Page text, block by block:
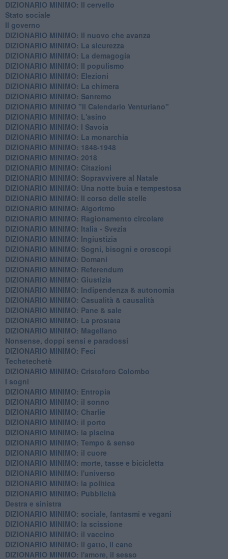
DIZIONARIO MINIMO: Il cervello
Stato sociale
Il governo
DIZIONARIO MINIMO: Il nuovo che avanza
DIZIONARIO MINIMO: La sicurezza
DIZIONARIO MINIMO: La demagogia
DIZIONARIO MINIMO: Il populismo
DIZIONARIO MINIMO: Elezioni
DIZIONARIO MINIMO: La chimera
DIZIONARIO MINIMO: Sanremo
DIZIONARIO MINIMO "Il Calendario Venturiano"
DIZIONARIO MINIMO: L'asino
DIZIONARIO MINIMO: I Savoia
DIZIONARIO MINIMO: La monarchia
DIZIONARIO MINIMO: 1848-1948
DIZIONARIO MINIMO: 2018
DIZIONARIO MINIMO: Citazioni
DIZIONARIO MINIMO: ​Sopravvivere al Natale
DIZIONARIO MINIMO: ​Una notte buia e tempestosa
DIZIONARIO MINIMO: Il corso delle stelle
DIZIONARIO MINIMO: Algoritmo
DIZIONARIO MINIMO: Ragionamento circolare
DIZIONARIO MINIMO: Italia - Svezia
DIZIONARIO MINIMO: ​Ingiustizia
DIZIONARIO MINIMO: ​Sogni, bisogni e oroscopi
DIZIONARIO MINIMO: Domani
DIZIONARIO MINIMO: Referendum
DIZIONARIO MINIMO: Giustizia
DIZIONARIO MINIMO: ​Indipendenza & autonomia
DIZIONARIO MINIMO: ​Casualità & causalità
​DIZIONARIO MINIMO: Pane & sale
DIZIONARIO MINIMO: La prostata
​DIZIONARIO MINIMO: Magellano
Nonsense, doppi sensi e paradossi
DIZIONARIO MINIMO: Feci
Techetechetè
DIZIONARIO MINIMO: Cristoforo Colombo
I sogni
DIZIONARIO MINIMO: Entropia
DIZIONARIO MINIMO: il sonno
DIZIONARIO MINIMO: Charlie
DIZIONARIO MINIMO: il porto
DIZIONARIO MINIMO: la piscina
DIZIONARIO MINIMO: Tempo & senso
DIZIONARIO MINIMO: il cuore
DIZIONARIO MINIMO: morte, tasse e bicicletta
DIZIONARIO MINIMO: l'universo
DIZIONARIO MINIMO: la politica
DIZIONARIO MINIMO: Pubblicità
Destra e sinistra
DIZIONARIO MINIMO: sociale, fantasmi e vegani
DIZIONARIO MINIMO: la scissione
DIZIONARIO MINIMO: il vaccino
DIZIONARIO MINIMO: il gatto, il cane
DIZIONARIO MINIMO: l'amore, il sesso